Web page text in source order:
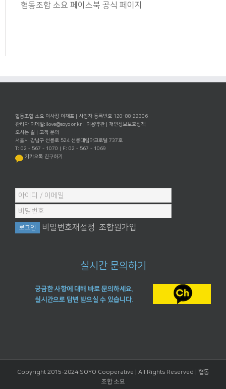
협동조합 소요 페이스북 공식 페이지
협동조합 소요 이사장 이재포 | 사업자 등록번호 120-88-22306
관리자 이메일:ilove@soyo.or.kr | 이용약관 | 개인정보보호정책
오시는 길 | 고객 문의
서울시 강남구 선릉로 524 선릉대림아크로텔 737호
T: 02 - 567 - 1070 | F: 02 - 567 - 1069
카카오톡 친구하기
비밀번호재설정 조합원가입
실시간 문의하기
궁금한 사항에 대해 바로 문의하세요.
실시간으로 답변 받으실 수 있습니다.
Copyright 2015-2024 SOYO Cooperative | All Rights Reserved | 협동
조합 소요